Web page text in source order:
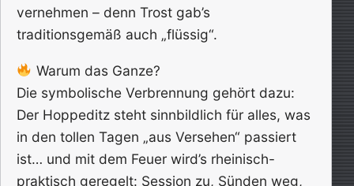
vernehmen – denn Trost gab’s
traditionsgemäß auch „flüssig“.
Warum das Ganze?
Die symbolische Verbrennung gehört dazu:
Der Hoppeditz steht sinnbildlich für alles, was
in den tollen Tagen „aus Versehen“ passiert
ist… und mit dem Feuer wird’s rheinisch-
praktisch geregelt: Session zu, Sünden weg,